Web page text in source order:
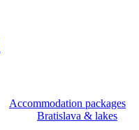
Accommodation packages
Bratislava & lakes